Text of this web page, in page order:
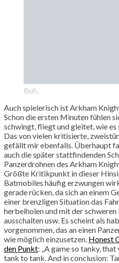
Buh.
Auch spielerisch ist Arkham
Schon die ersten Minuten fühlen
schwingt, fliegt und gleitet, wie es
Das von vielen kritisierte,
gefällt mir ebenfalls. Überhaupt
auch die später stattfindenden
Panzerdrohnen des Arkham
Größte Kritikpunkt in dieser
Batmobiles häufig erzwungen
gerade rücken, da sich an einem
einer brenzligen Situation das
herbeiholen und mit der
ausschalten usw. Es scheint als
vorgenommen, das an einen
wie möglich einzusetzen. Honest
den Punkt: „A game so tanky,
tank to tank. And in conclusion: